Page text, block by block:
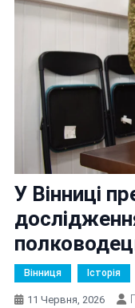
У Вінниці
Вінниця Історія
11 Червня, 2026